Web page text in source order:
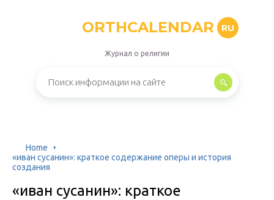
ORTHCALENDAR RU
Журнал о религии
Home
«иван сусанин»: краткое содержание оперы и история
создания
«иван сусанин»: краткое